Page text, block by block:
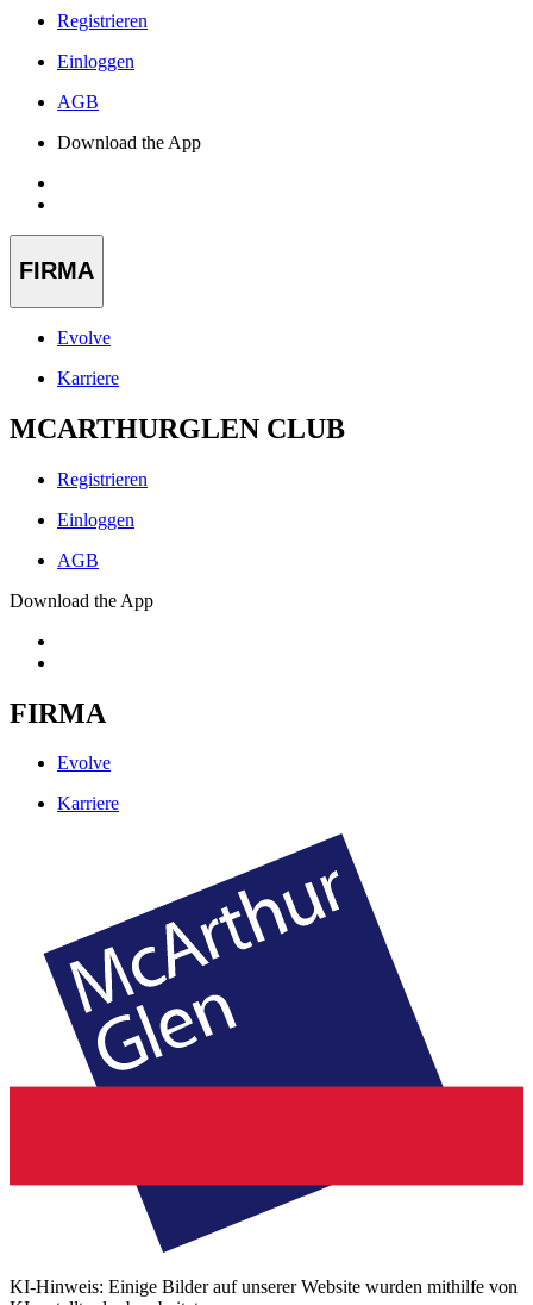
Registrieren
Einloggen
AGB
Download the App
FIRMA
Evolve
Karriere
MCARTHURGLEN CLUB
Registrieren
Einloggen
AGB
Download the App
FIRMA
Evolve
Karriere
KI-Hinweis: Einige Bilder auf unserer Website wurden mithilfe von